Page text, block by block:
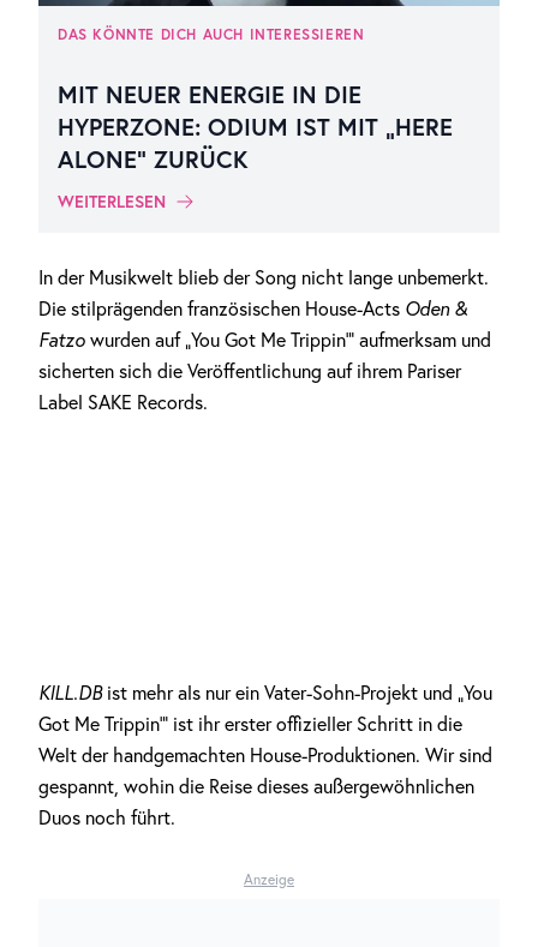
DAS KÖNNTE DICH AUCH INTERESSIEREN
MIT NEUER ENERGIE IN DIE
HYPERZONE: ODIUM IST MIT „HERE
ALONE“ ZURÜCK
WEITERLESEN
In der Musikwelt blieb der Song nicht lange unbemerkt.
Die stilprägenden französischen House-Acts Oden &
Fatzo wurden auf „You Got Me Trippin‘“ aufmerksam und
sicherten sich die Veröffentlichung auf ihrem Pariser
Label SAKE Records.
KILL.DBist mehr als nur ein Vater-Sohn-Projekt und „You
Got Me Trippin‘“ ist ihr erster offizieller Schritt in die
Welt der handgemachten House-Produktionen. Wir sind
gespannt, wohin die Reise dieses außergewöhnlichen
Duos noch führt.
Anzeige